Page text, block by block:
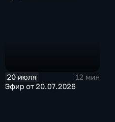
20 июля
12 мин
Эфир от 20.07.2026